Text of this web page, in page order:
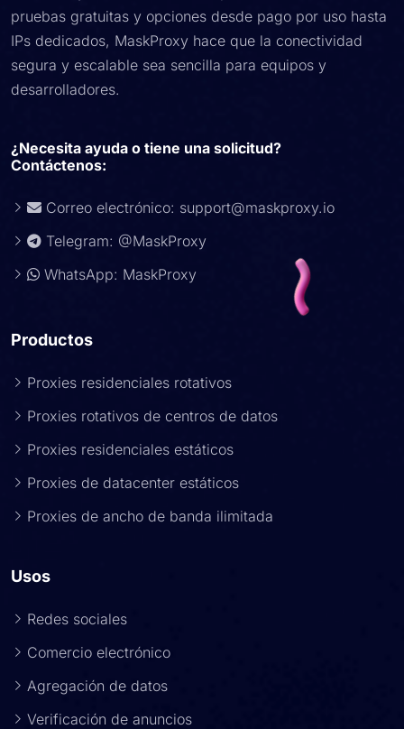
pruebas gratuitas y opciones desde pago por uso hasta
IPs dedicados, MaskProxy hace que la conectividad
segura y escalable sea sencilla para equipos y
desarrolladores.
¿Necesita ayuda o tiene una solicitud?
Contáctenos:
Correo electrónico: support@maskproxy.io
Telegram: @MaskProxy
WhatsApp: MaskProxy
Productos
Proxies residenciales rotativos
Proxies rotativos de centros de datos
Proxies residenciales estáticos
Proxies de datacenter estáticos
Proxies de ancho de banda ilimitada
Usos
Redes sociales
Comercio electrónico
Agregación de datos
Verificación de anuncios